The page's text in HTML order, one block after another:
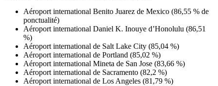
Aéroport international Benito Juarez de Mexico (86,55 % de
ponctualité)
Aéroport international Daniel K. Inouye d’Honolulu (86,51
%)
Aéroport international de Salt Lake City (85,04 %)
Aéroport international de Portland (85,02 %)
Aéroport international Mineta de San Jose (83,66 %)
Aéroport international de Sacramento (82,2 %)
Aéroport international de Los Angeles (81,79 %)